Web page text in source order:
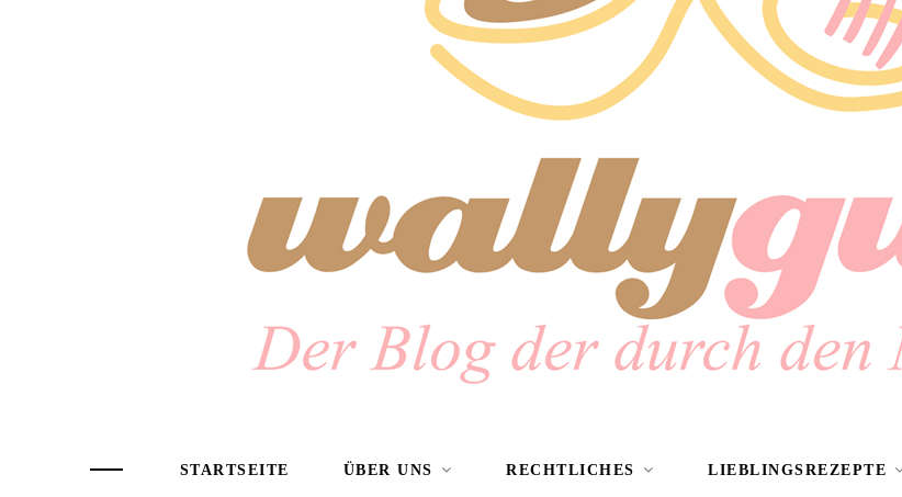
STARTSEITE ÜBER UNS RECHTLICHES LIEBLINGSREZEPTE